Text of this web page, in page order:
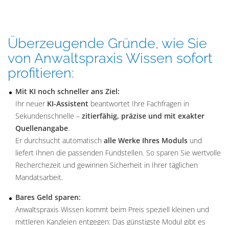
Überzeugende Gründe, wie Sie
von Anwaltspraxis Wissen sofort
profitieren:
Mit KI noch schneller ans Ziel:
Ihr neuer KI-Assistent beantwortet Ihre Fachfragen in
Sekundenschnelle – zitierfähig, präzise und mit exakter
Quellenangabe.
Er durchsucht automatisch alle Werke Ihres Moduls und
liefert Ihnen die passenden Fundstellen. So sparen Sie wertvolle
Recherchezeit und gewinnen Sicherheit in Ihrer täglichen
Mandatsarbeit.
Bares Geld sparen:
Anwaltspraxis Wissen kommt beim Preis speziell kleinen und
mittleren Kanzleien entgegen: Das günstigste Modul gibt es